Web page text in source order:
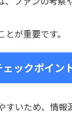
が重要です。
ックポイン
いため、情報